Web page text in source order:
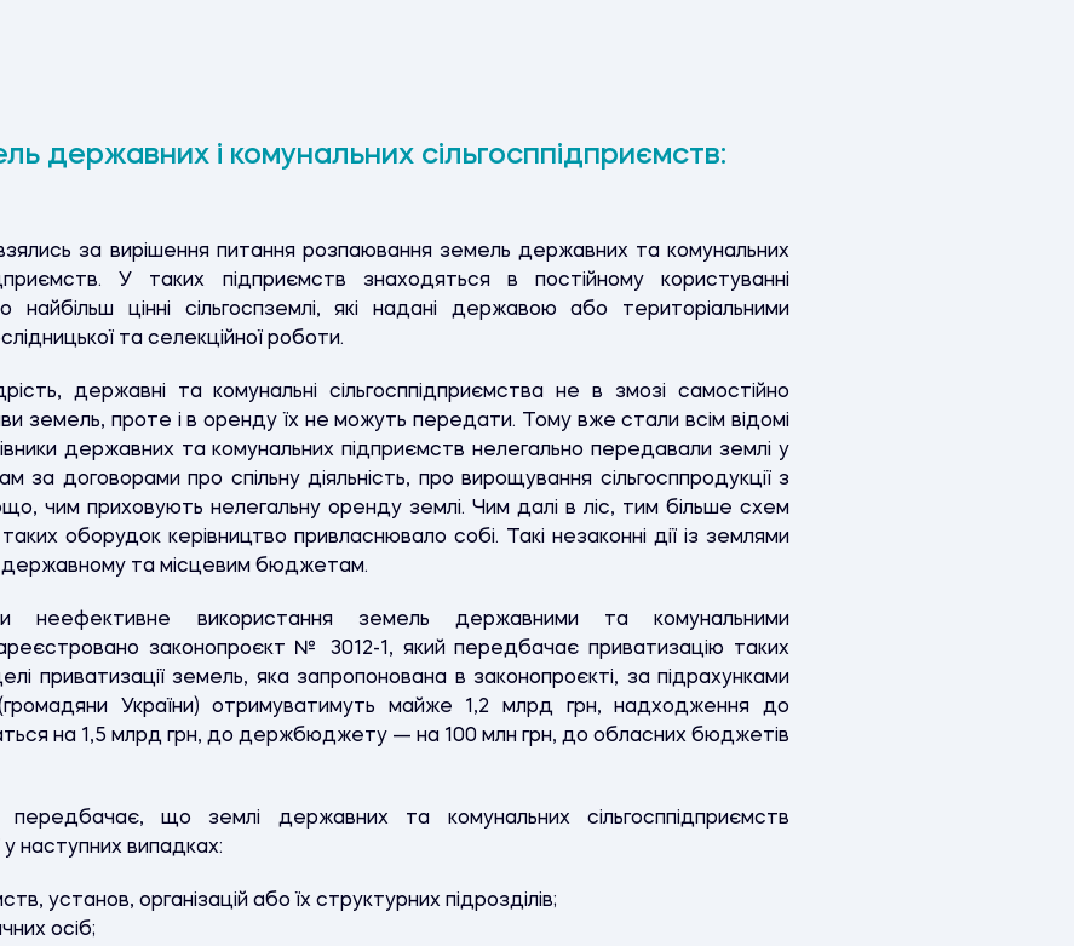
державних і комунальних сільгосппідприємств:
за вирішення питання розпаювання земель державних та комунальних
У таких підприємств знаходяться в постійному користуванні
найбільш цінні сільгоспземлі, які надані державою або територіальними
та селекційної роботи.
державні та комунальні сільгосппідприємства не в змозі самостійно
земель, проте і в оренду їх не можуть передати. Тому вже стали всім відомі
державних та комунальних підприємств нелегально передавали землі у
за договорами про спільну діяльність, про вирощування сільгосппродукції з
чим приховують нелегальну оренду землі. Чим далі в ліс, тим більше схем
оборудок керівництво привласнювало собі. Такі незаконні дії із землями
державному та місцевим бюджетам.
неефективне використання земель державними та комунальними
законопроєкт № 3012-1, який передбачає приватизацію таких
приватизації земель, яка запропонована в законопроєкті, за підрахунками
України) отримуватимуть майже 1,2 млрд грн, надходження до
на 1,5 млрд грн, до держбюджету — на 100 млн грн, до обласних бюджетів
що землі державних та комунальних сільгосппідприємств
у наступних випадках:
установ, організацій або їх структурних підрозділів;
осіб;